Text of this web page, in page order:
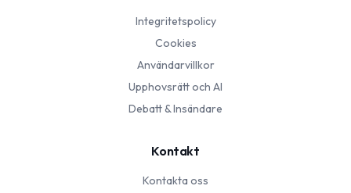
Integritetspolicy
Cookies
Användarvillkor
Upphovsrätt och AI
Debatt & Insändare
Kontakt
Kontakta oss